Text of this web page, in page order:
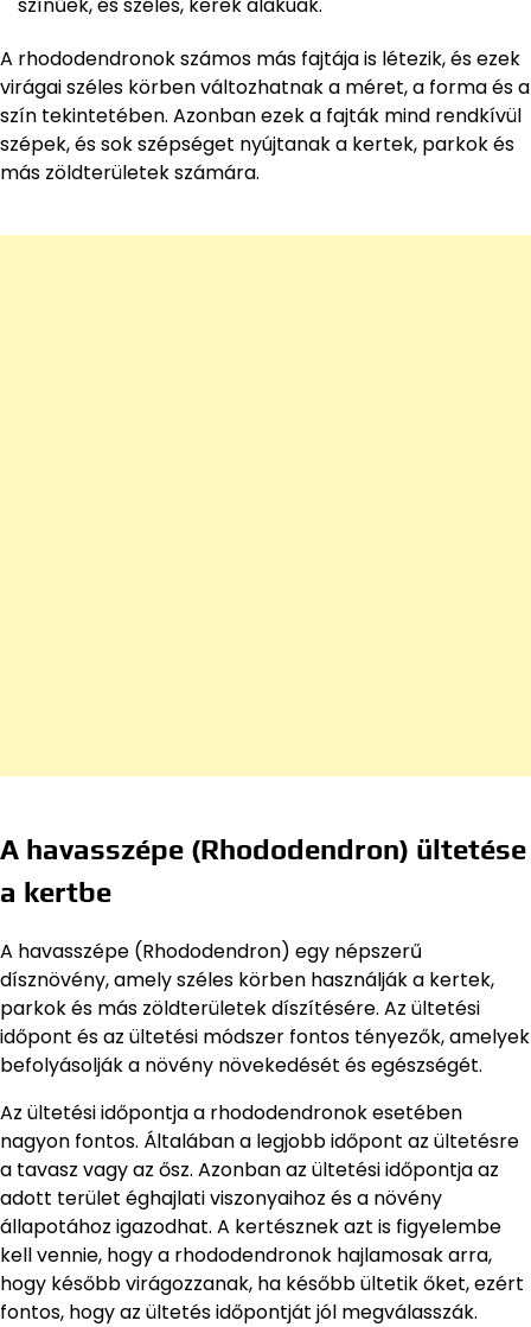
A rhododendronok számos más fajtája is létezik, és ezek
virágai széles körben változhatnak a méret, a forma és a
szín tekintetében. Azonban ezek a fajták mind rendkívül
szépek, és sok szépséget nyújtanak a kertek, parkok és
más zöldterületek számára.
A havasszépe (Rhododendron) ültetése
a kertbe
A havasszépe (Rhododendron) egy népszerű
dísznövény, amely széles körben használják a kertek,
parkok és más zöldterületek díszítésére. Az ültetési
időpont és az ültetési módszer fontos tényezők, amelyek
befolyásolják a növény növekedését és egészségét.
Az ültetési időpontja a rhododendronok esetében
nagyon fontos. Általában a legjobb időpont az ültetésre
a tavasz vagy az ősz. Azonban az ültetési időpontja az
adott terület éghajlati viszonyaihoz és a növény
állapotához igazodhat. A kertésznek azt is figyelembe
kell vennie, hogy a rhododendronok hajlamosak arra,
hogy később virágozzanak, ha később ültetik őket, ezért
fontos, hogy az ültetés időpontját jól megválasszák.